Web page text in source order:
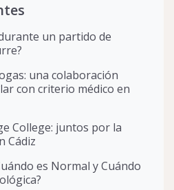
un partido de
una colaboración
con criterio médico en
College: juntos por la
Cádiz
es Normal y Cuándo